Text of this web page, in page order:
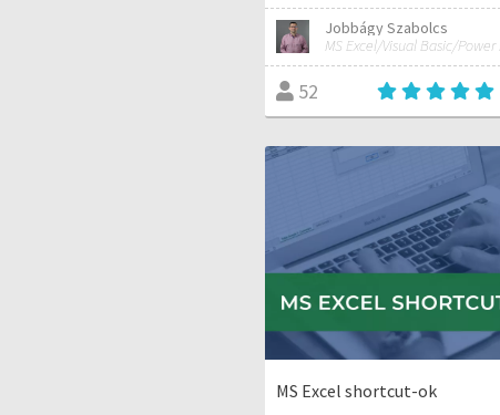
Jobbágy Szabolcs
52
MS Excel shortcut-ok